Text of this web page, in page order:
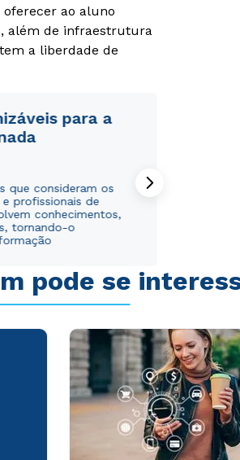
ao aluno
além de infraestrutura
a liberdade de
para a
que consideram os
profissionais de
conhecimentos,
tornando-o
pode se
com aPolítica de Privacidade.
dados sejam utilizados para o
com aPolítica de Privacidade.
dados sejam utilizados para o